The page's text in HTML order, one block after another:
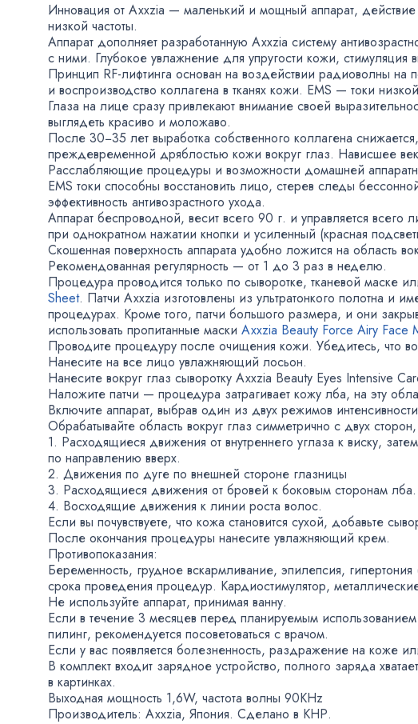
Инновация от Axxzia — маленький и мощный аппарат,
низкой частоты.
Аппарат дополняет разработанную Axxzia систему
с ними. Глубокое увлажнение для упругости кожи, стимуляция
Принцип RF-лифтинга основан на воздействии радиоволны на
и воспроизводство коллагена в тканях кожи. EMS — токи
Глаза на лице сразу привлекают внимание своей
выглядеть красиво и моложаво.
После 30−35 лет выработка собственного коллагена снижается,
преждевременной дряблостью кожи вокруг глаз. Нависшее
Расслабляющие процедуры и возможности домашней
EMS токи способны восстановить лицо, стерев следы
эффективность антивозрастного ухода.
Аппарат беспроводной, весит всего 90 г. и управляется
при однократном нажатии кнопки и усиленный (красная
Скошенная поверхность аппарата удобно ложится на область
Рекомендованная регулярность — от 1 до 3 раз в неделю.
Процедура проводится только по сыворотке, тканевой маске
Sheet. Патчи Axxzia изготовлены из ультратонкого полотна и
процедурах. Кроме того, патчи большого размера, и они
использовать пропитанные маски Axxzia Beauty Force Airy Face
Проводите процедуру после очищения кожи. Убедитесь, что
Нанесите на все лицо увлажняющий лосьон.
Нанесите вокруг глаз сыворотку Axxzia Beauty Eyes Intensive
Наложите патчи — процедура затрагивает кожу лба, на эту
Включите аппарат, выбрав один из двух режимов
Обрабатывайте область вокруг глаз симметрично с двух сторон,
1. Расходящиеся движения от внутреннего углаза к виску,
по направлению вверх.
2. Движения по дуге по внешней стороне глазницы
3. Расходящиеся движения от бровей к боковым сторонам лба.
4. Восходящие движения к линии роста волос.
Если вы почувствуете, что кожа становится сухой, добавьте
После окончания процедуры нанесите увлажняющий крем.
Противопоказания:
Беременность, грудное вскармливание, эпилепсия, гипертония
срока проведения процедур. Кардиостимулятор,
Не используйте аппарат, принимая ванну.
Если в течение 3 месяцев перед планируемым
пилинг, рекомендуется посоветоваться с врачом.
Если у вас появляется болезненность, раздражение на коже
В комплект входит зарядное устройство, полного заряда
в картинках.
Выходная мощность 1,6W, частота волны 90KHz
Производитель: Axxzia, Япония. Сделано в КНР.